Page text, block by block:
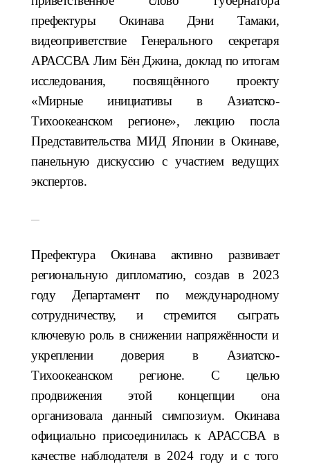
префектуры Окинава Дэни Тамаки,
видеоприветствие Генерального секретаря
АРАССВА Лим Бён Джина, доклад по итогам
исследования, посвящённого проекту
«Мирные инициативы в Азиатско-
Тихоокеанском регионе», лекцию посла
Представительства МИД Японии в Окинаве,
панельную дискуссию с участием ведущих
экспертов.
Префектура Окинава активно развивает
региональную дипломатию, создав в 2023
году Департамент по международному
сотрудничеству, и стремится сыграть
ключевую роль в снижении напряжённости и
укреплении доверия в Азиатско-
Тихоокеанском регионе. С целью
продвижения этой концепции она
организовала данный симпозиум. Окинава
официально присоединилась к АРАССВА в
качестве наблюдателя в 2024 году и с того